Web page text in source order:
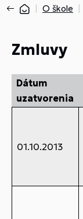
O škole
Zmluvy
Dátum
uzatvorenia
01.10.2013